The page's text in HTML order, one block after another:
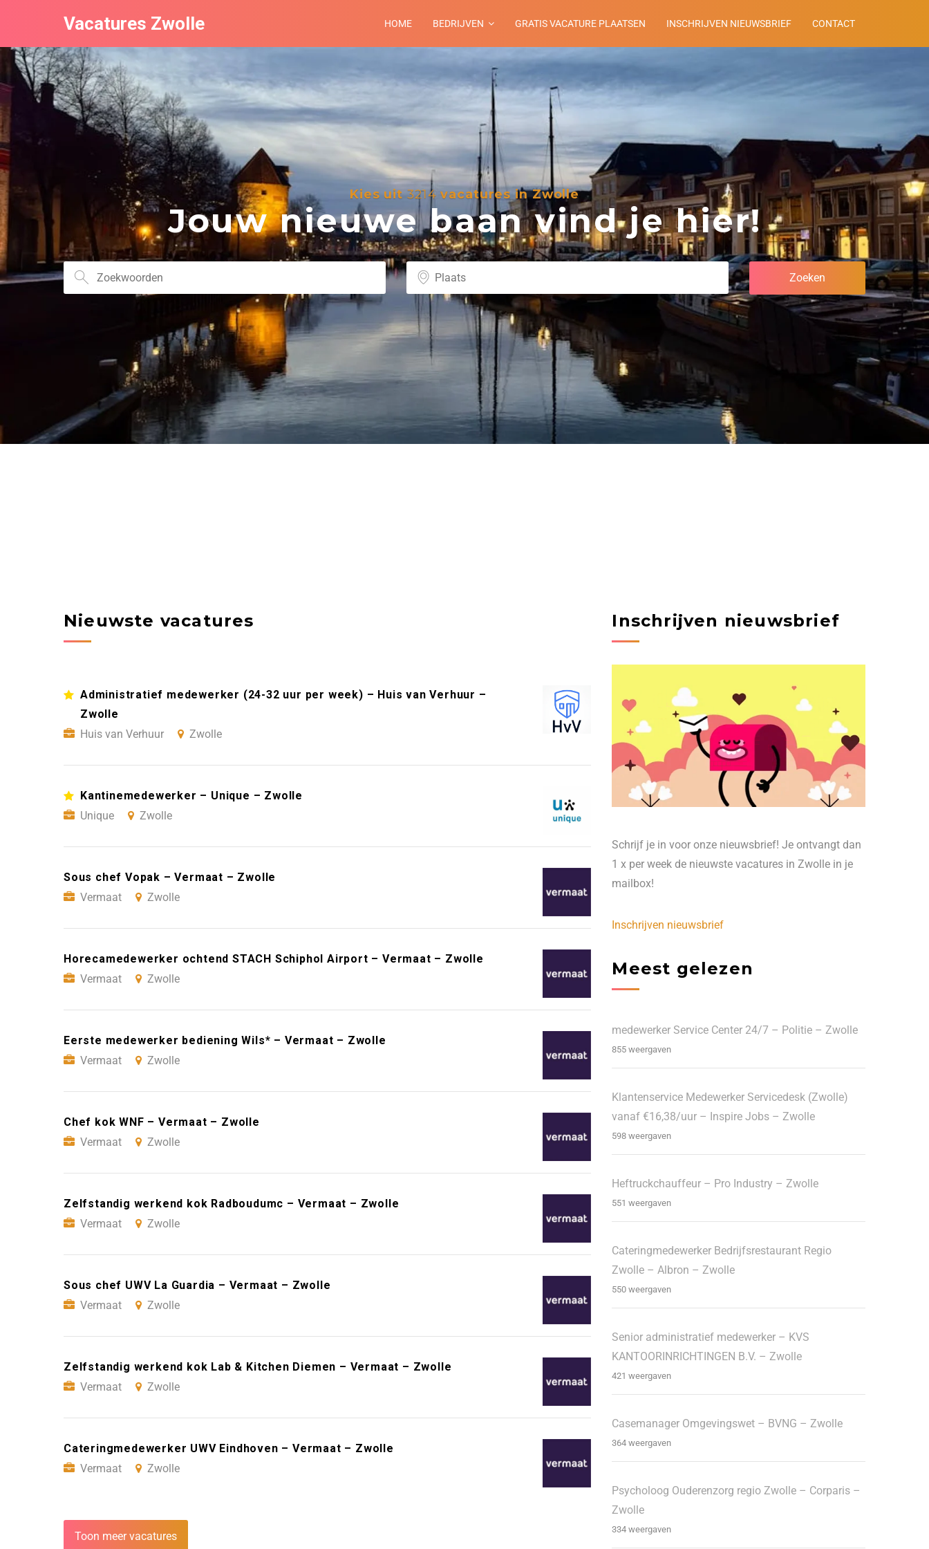
Vacatures Zwolle HOME BEDRIJVEN GRATIS VACATURE PLAATSEN INSCHRIJVEN NIEUWSBRIEF CONTACT
Kies uit3214 vacatures in Zwolle
Jouw nieuwe baan vind je hier!
Nieuwste vacatures
Administratief medewerker (24-32 uur per week) – Huis van Verhuur –
Zwolle
Huis van Verhuur
Zwolle
Kantinemedewerker – Unique – Zwolle
Unique
Zwolle
Sous chef Vopak – Vermaat – Zwolle
Vermaat
Zwolle
Horecamedewerker ochtend STACH Schiphol Airport – Vermaat – Zwolle
Vermaat
Zwolle
Eerste medewerker bediening Wils* – Vermaat – Zwolle
Vermaat
Zwolle
Chef kok WNF – Vermaat – Zwolle
Vermaat
Zwolle
Zelfstandig werkend kok Radboudumc – Vermaat – Zwolle
Vermaat
Zwolle
Sous chef UWV La Guardia – Vermaat – Zwolle
Vermaat
Zwolle
Zelfstandig werkend kok Lab & Kitchen Diemen – Vermaat – Zwolle
Vermaat
Zwolle
Cateringmedewerker UWV Eindhoven – Vermaat – Zwolle
Vermaat
Zwolle
Toon meer vacatures
Inschrijven nieuwsbrief
Schrijf je in voor onze nieuwsbrief! Je ontvangt dan
1 x per week de nieuwste vacatures in Zwolle in je
mailbox!
Inschrijven nieuwsbrief
Meest gelezen
medewerker Service Center 24/7 – Politie – Zwolle
855 weergaven
Klantenservice Medewerker Servicedesk (Zwolle)
vanaf €16,38/uur – Inspire Jobs – Zwolle
598 weergaven
Heftruckchauffeur – Pro Industry – Zwolle
551 weergaven
Cateringmedewerker Bedrijfsrestaurant Regio
Zwolle – Albron – Zwolle
550 weergaven
Senior administratief medewerker – KVS
KANTOORINRICHTINGEN B.V. – Zwolle
421 weergaven
Casemanager Omgevingswet – BVNG – Zwolle
364 weergaven
Psycholoog Ouderenzorg regio Zwolle – Corparis –
Zwolle
334 weergaven